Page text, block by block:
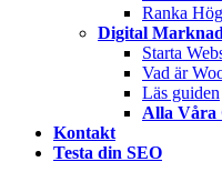
Ranka
Digital
Starta
Vad är
Läs guiden
Alla Våra
Kontakt
Testa din SEO